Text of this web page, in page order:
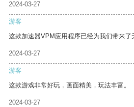
2024-03-27
游客
这款加速器VPM应用程序已经为我们带来了
2024-03-27
游客
这款游戏非常好玩，画面精美，玩法丰富。
2024-03-27